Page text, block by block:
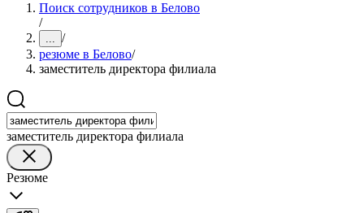
Поиск сотрудников в Белово
/
... /
резюме в Белово/
заместитель директора филиала
заместитель директора филиала
Резюме